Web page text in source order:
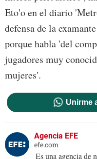
Eto'o en el diario
defensa de la
porque habla 'del
jugadores muy
mujeres'.
Unirme
Agencia EFE
efe.com
Es una agencia de